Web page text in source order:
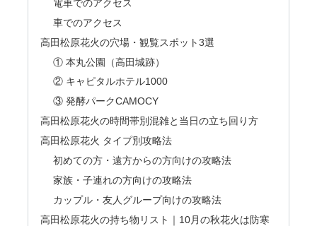
電車でのアクセス
車でのアクセス
高田松原花火の穴場・観覧スポット3選
① 本丸公園（高田城跡）
② キャピタルホテル1000
③ 発酵パークCAMOCY
高田松原花火の時間帯別混雑と当日の立ち回り方
高田松原花火 タイプ別攻略法
初めての方・遠方からの方向けの攻略法
家族・子連れの方向けの攻略法
カップル・友人グループ向けの攻略法
高田松原花火の持ち物リスト｜10月の秋花火は防寒